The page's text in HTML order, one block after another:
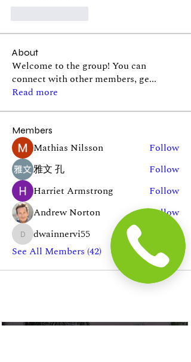
About
Welcome to the group! You can
connect with other members, ge...
Read more
Members
Mathias Nilsson
Follow
雅文 孔
Follow
Harriet Armstrong
Follow
Andrew Norton
Follow
dwainnervi55
dwainnervi55
See All Members (42)